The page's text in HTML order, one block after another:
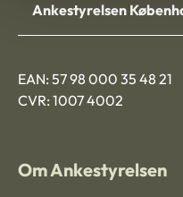
Ankestyrelsen
EAN: 57 98 000 35 48 21
CVR: 1007 4002
Om Ankestyrelsen